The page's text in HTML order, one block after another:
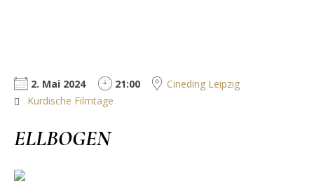
2. Mai 2024 21:00
Cineding Leipzig
Kurdische Filmtage
ELLBOGEN